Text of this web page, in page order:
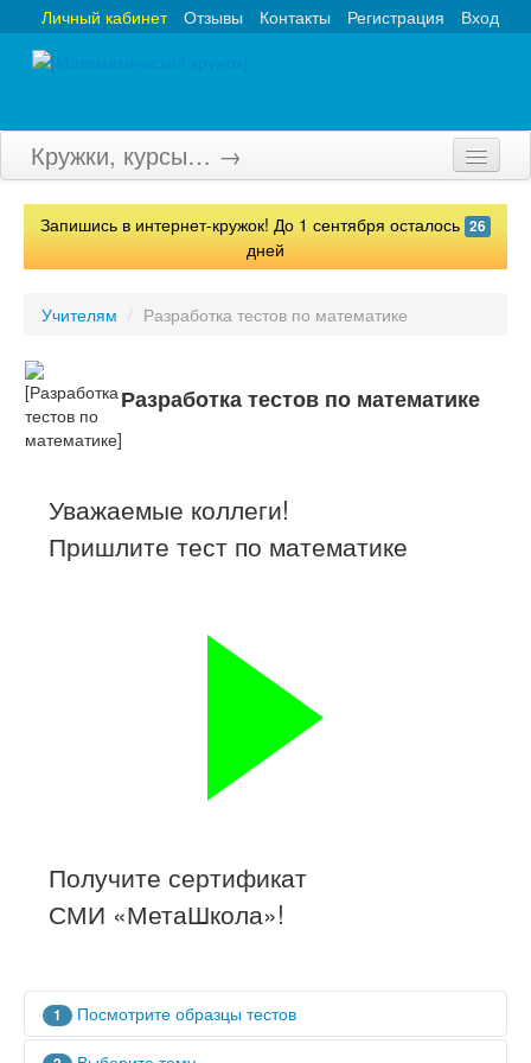
Вход
Регистрация
Контакты
Отзывы
Личный кабинет
Кружки, курсы… →
Главная
Турниры
Конкурсы
Тесты
Запишись в интернет-кружок! До 1 сентября осталось 26
дней
Учителям / Разработка тестов по математике
Разработка тестов по математике
Уважаемые коллеги!
Пришлите тест по математике
Получите сертификат
СМИ «МетаШкола»!
1
Посмотрите образцы тестов